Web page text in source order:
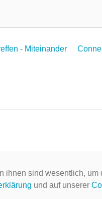
- Miteinander
sind wesentlich,
und auf unserer